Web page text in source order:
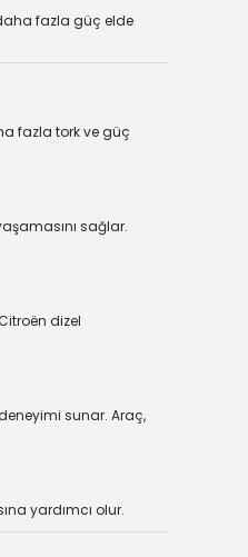
fazla güç elde
fazla tork ve güç
sağlar.
dizel
sunar. Araç,
yardımcı olur.